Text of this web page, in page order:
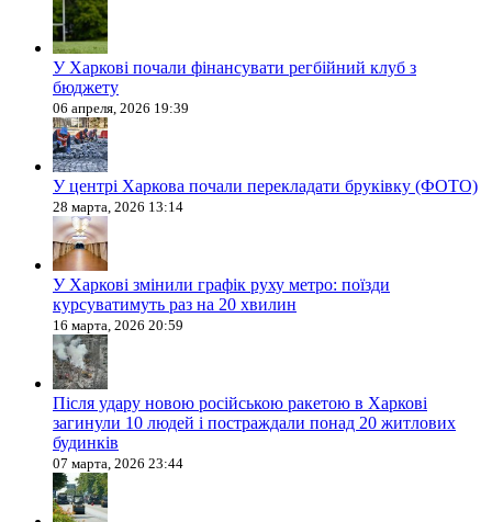
У Харкові почали фінансувати регбійний клуб з
бюджету
06 апреля, 2026 19:39
У центрі Харкова почали перекладати бруківку (ФОТО)
28 марта, 2026 13:14
У Харкові змінили графік руху метро: поїзди
курсуватимуть раз на 20 хвилин
16 марта, 2026 20:59
Після удару новою російською ракетою в Харкові
загинули 10 людей і постраждали понад 20 житлових
будинків
07 марта, 2026 23:44